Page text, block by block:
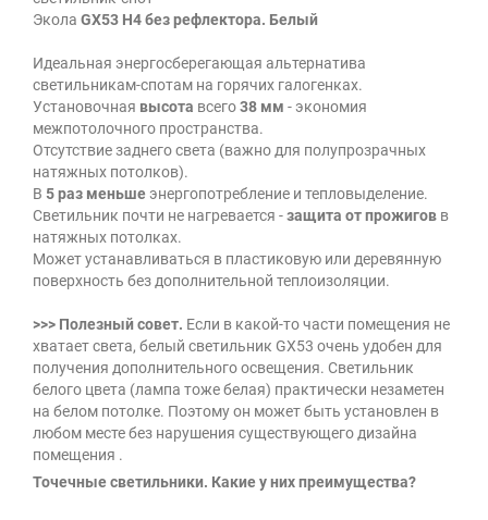
Экола GX53 H4 без рефлектора. Белый
Идеальная энергосберегающая альтернатива
светильникам-спотам на горячих галогенках.
Установочная высота всего38 мм - экономия
межпотолочного пространства.
Отсутствие заднего света (важно для полупрозрачных
натяжных потолков).
В 5 раз меньшеэнергопотребление и тепловыделение.
Светильник почти не нагревается -защита от прожигов в
натяжных потолках.
Может устанавливаться в пластиковую или деревянную
поверхность без дополнительной теплоизоляции.
>>> Полезный совет. Если в какой-то части помещения не
хватает света, белый светильник GX53 очень удобен для
получения дополнительного освещения. Светильник
белого цвета (лампа тоже белая) практически незаметен
на белом потолке. Поэтому он может быть установлен в
любом месте без нарушения существующего дизайна
помещения .
Точечные светильники. Какие у них преимущества?